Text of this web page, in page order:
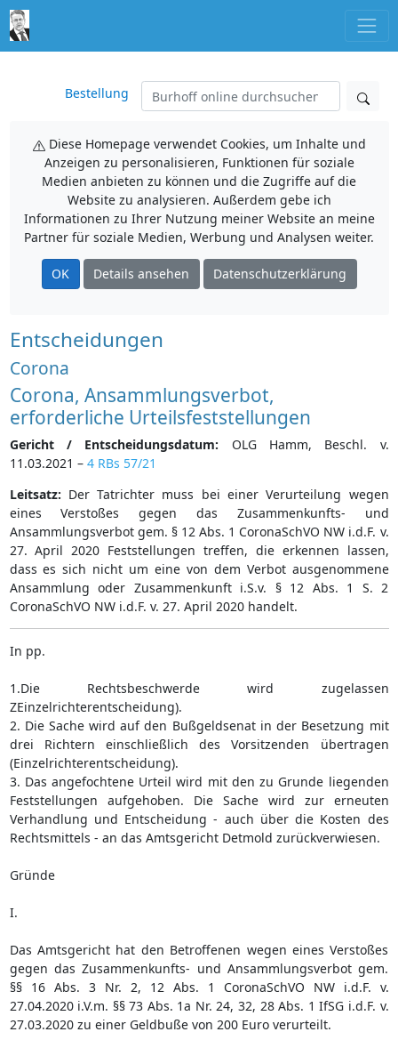
Bestellung
Diese Homepage verwendet Cookies, um Inhalte und
Anzeigen zu personalisieren, Funktionen für soziale
Medien anbieten zu können und die Zugriffe auf die
Website zu analysieren. Außerdem gebe ich
Informationen zu Ihrer Nutzung meiner Website an meine
Partner für soziale Medien, Werbung und Analysen weiter.
OK Details ansehen Datenschutzerklärung
Entscheidungen
Corona
Corona, Ansammlungsverbot,
erforderliche Urteilsfeststellungen
Gericht / Entscheidungsdatum: OLG Hamm, Beschl. v.
11.03.2021 – 4 RBs 57/21
Leitsatz: Der Tatrichter muss bei einer Verurteilung wegen
eines Verstoßes gegen das Zusammenkunfts- und
Ansammlungsverbot gem. § 12 Abs. 1 CoronaSchVO NW i.d.F. v.
27. April 2020 Feststellungen treffen, die erkennen lassen,
dass es sich nicht um eine von dem Verbot ausgenommene
Ansammlung oder Zusammenkunft i.S.v. § 12 Abs. 1 S. 2
CoronaSchVO NW i.d.F. v. 27. April 2020 handelt.
In pp.
1.Die Rechtsbeschwerde wird zugelassen
ZEinzelrichterentscheidung).
2. Die Sache wird auf den Bußgeldsenat in der Besetzung mit
drei Richtern einschließlich des Vorsitzenden übertragen
(Einzelrichterentscheidung).
3. Das angefochtene Urteil wird mit den zu Grunde liegenden
Feststellungen aufgehoben. Die Sache wird zur erneuten
Verhandlung und Entscheidung - auch über die Kosten des
Rechtsmittels - an das Amtsgericht Detmold zurückverwiesen.
Gründe
I.
Das Amtsgericht hat den Betroffenen wegen eines Verstoßes
gegen das Zusammenkunfts- und Ansammlungsverbot gem.
§§ 16 Abs. 3 Nr. 2, 12 Abs. 1 CoronaSchVO NW i.d.F. v.
27.04.2020 i.V.m. §§ 73 Abs. 1a Nr. 24, 32, 28 Abs. 1 IfSG i.d.F. v.
27.03.2020 zu einer Geldbuße von 200 Euro verurteilt.